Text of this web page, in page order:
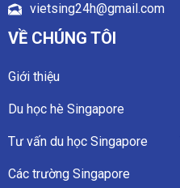
vietsing24h@gmail.com
VỀ CHÚNG TÔI
Giới thiệu
Du học hè Singapore
Tư vấn du học Singapore
Các trường Singapore